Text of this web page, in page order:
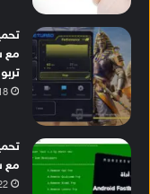
مع
تربو
18 سبتمبر
مع
22